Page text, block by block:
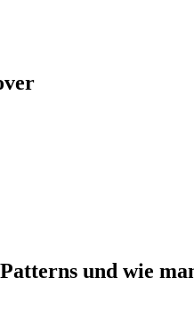
und wie